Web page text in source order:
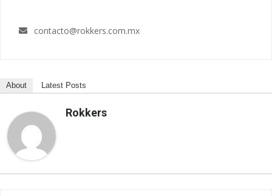
contacto@rokkers.com.mx
About Latest Posts
Rokkers